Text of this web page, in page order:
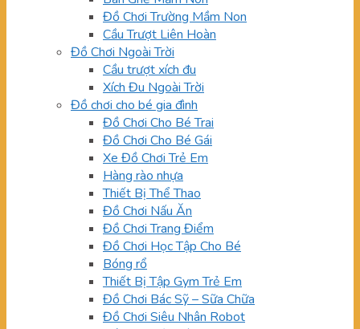
Đồ Chơi Trường Mầm Non
Cầu Trượt Liên Hoàn
Đồ Chơi Ngoài Trời
Cầu trượt xích đu
Xích Đu Ngoài Trời
Đồ chơi cho bé gia đình
Đồ Chơi Cho Bé Trai
Đồ Chơi Cho Bé Gái
Xe Đồ Chơi Trẻ Em
Hàng rào nhựa
Thiết Bị Thể Thao
Đồ Chơi Nấu Ăn
Đồ Chơi Trang Điểm
Đồ Chơi Học Tập Cho Bé
Bóng rổ
Thiết Bị Tập Gym Trẻ Em
Đồ Chơi Bác Sỹ – Sữa Chữa
Đồ Chơi Siêu Nhân Robot